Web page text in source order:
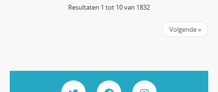
Resultaten 1 tot 10 van 1832
Volgende »